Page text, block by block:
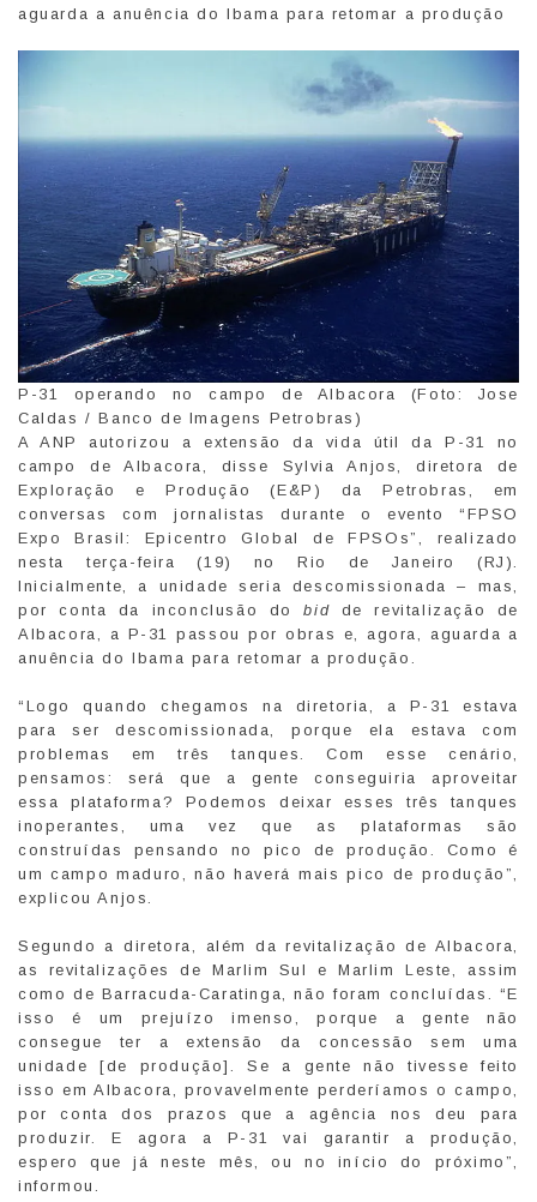
aguarda a anuência do Ibama para retomar a produção
P-31 operando no campo de Albacora (Foto: Jose
Caldas / Banco de Imagens Petrobras)
A ANP autorizou a extensão da vida útil da P-31 no
campo de Albacora, disse Sylvia Anjos, diretora de
Exploração e Produção (E&P) da Petrobras, em
conversas com jornalistas durante o evento “FPSO
Expo Brasil: Epicentro Global de FPSOs”, realizado
nesta terça-feira (19) no Rio de Janeiro (RJ).
Inicialmente, a unidade seria descomissionada – mas,
por conta da inconclusão dobid de revitalização de
Albacora, a P-31 passou por obras e, agora, aguarda a
anuência do Ibama para retomar a produção.
“Logo quando chegamos na diretoria, a P-31 estava
para ser descomissionada, porque ela estava com
problemas em três tanques. Com esse cenário,
pensamos: será que a gente conseguiria aproveitar
essa plataforma? Podemos deixar esses três tanques
inoperantes, uma vez que as plataformas são
construídas pensando no pico de produção. Como é
um campo maduro, não haverá mais pico de produção”,
explicou Anjos.
Segundo a diretora, além da revitalização de Albacora,
as revitalizações de Marlim Sul e Marlim Leste, assim
como de Barracuda-Caratinga, não foram concluídas. “E
isso é um prejuízo imenso, porque a gente não
consegue ter a extensão da concessão sem uma
unidade [de produção]. Se a gente não tivesse feito
isso em Albacora, provavelmente perderíamos o campo,
por conta dos prazos que a agência nos deu para
produzir. E agora a P-31 vai garantir a produção,
espero que já neste mês, ou no início do próximo”,
informou.